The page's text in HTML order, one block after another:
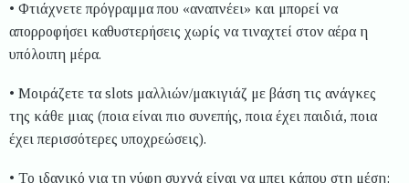
• Φτιάχνετε πρόγραμμα που «αναπνέει» και μπορεί να
απορροφήσει καθυστερήσεις χωρίς να τιναχτεί στον αέρα η
υπόλοιπη μέρα.
• Μοιράζετε τα slots μαλλιών/μακιγιάζ με βάση τις ανάγκες
της κάθε μιας (ποια είναι πιο συνεπής, ποια έχει παιδιά, ποια
έχει περισσότερες υποχρεώσεις).
• Το ιδανικό για τη νύφη συχνά είναι να μπει κάπου στη μέση: